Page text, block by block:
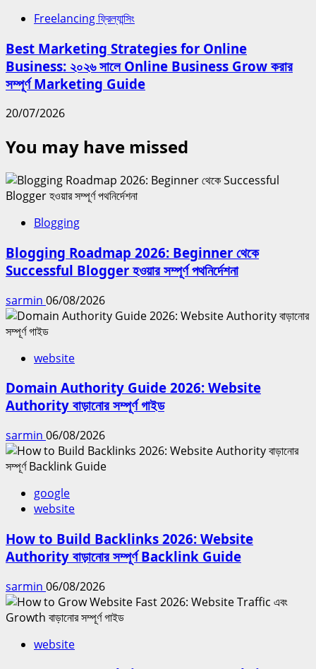
Freelancing ফ্রিল্যান্সিং
Best Marketing Strategies for Online
Business: ২০২৬ সালে Online Business Grow করার
সম্পূর্ণ Marketing Guide
20/07/2026
You may have missed
Blogging
Blogging Roadmap 2026: Beginner থেকে
Successful Blogger হওয়ার সম্পূর্ণ পথনির্দেশনা
sarmin 06/08/2026
website
Domain Authority Guide 2026: Website
Authority বাড়ানোর সম্পূর্ণ গাইড
sarmin 06/08/2026
google
website
How to Build Backlinks 2026: Website
Authority বাড়ানোর সম্পূর্ণ Backlink Guide
sarmin 06/08/2026
website